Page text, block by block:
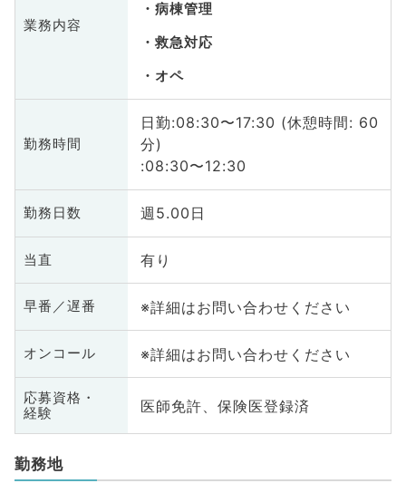
業務内容
病棟管理
救急対応
オペ
勤務時間
日勤:08:30〜17:30 (休憩時間: 60
分)
:08:30〜12:30
勤務日数 週5.00日
当直 有り
早番／遅番 ※詳細はお問い合わせください
オンコール ※詳細はお問い合わせください
応募資格・
経験
医師免許、保険医登録済
勤務地